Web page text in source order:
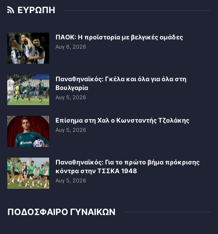
ΕΥΡΩΠΗ
ΠΑΟΚ: Η προϊστορία με βελγικές ομάδες
Αυγ 6, 2026
Παναθηναϊκός: Γκέλα και όλα για όλα στη
Βουλγαρία
Αυγ 5, 2026
Επίσημα στη Χαλ ο Κωνσταντής Τζολάκης
Αυγ 5, 2026
Παναθηναϊκός: Για το πρώτο βήμα πρόκρισης
κόντρα στην ΤΣΣΚΑ 1948
Αυγ 5, 2026
ΠΟΔΟΣΦΑΙΡΟ ΓΥΝΑΙΚΩΝ